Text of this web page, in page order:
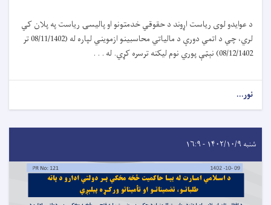
د عوایدو لوی ریاست اړوند د حقوقي خدمتونو او پالیسۍ ریاست په پلان کي
لري، چي د اتمي دورې د مالیاتي محاسبینو ازمویني لپاره له (08/11/1402 تر
08/12/1402) نېټې پوري نوم لیکنه ترسره کړي. له . . .
نور...
شنبه ۱۴۰۲/۱۰/۹ - ۱۶:۹